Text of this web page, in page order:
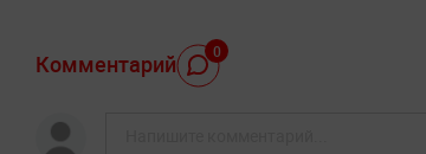
Комментарий 0